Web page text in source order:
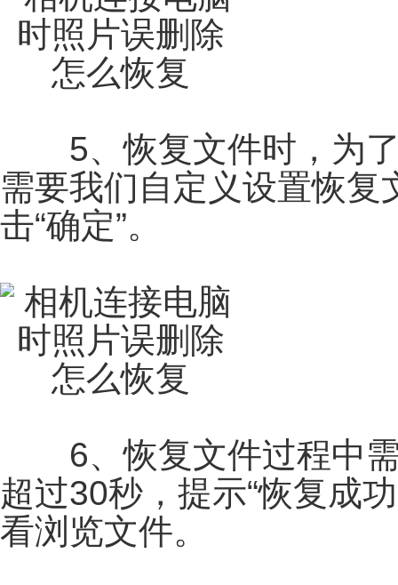
5、恢复文件时，为了
需要我们自定义设置恢
击“确定”。
6、恢复文件过程中需
超过30秒，提示“恢复成
看浏览文件。